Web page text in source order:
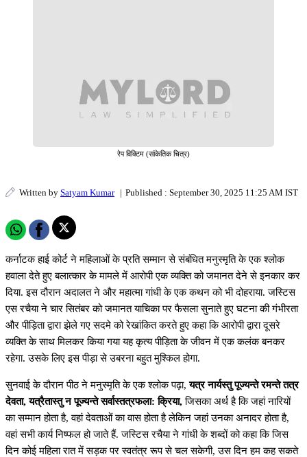
रेप विक्टिम (सांकेतिक चित्र)
Written by Satyam Kumar | Published : September 30, 2025 11:25 AM IST
कर्नाटक हाई कोर्ट ने महिलाओं के प्रति सम्मान से संबंधित मनुस्मृति के एक श्लोक
हवाला देते हुए बलात्कार के मामले में आरोपी एक व्यक्ति को जमानत देने से इनकार कर
दिया. इस दौरान अदालत ने और महात्मा गांधी के एक कथन को भी दोहराया. जस्टिस
एस रचैया ने चार सितंबर को जमानत याचिका पर फैसला सुनाते हुए घटना की गंभीरता
और पीड़िता द्वारा झेले गए सदमे को रेखांकित करते हुए कहा कि आरोपी द्वारा दूसरे
व्यक्ति के साथ मिलकर किया गया यह कृत्य पीड़िता के जीवन में एक कलंक बनकर
रहेगा. उसके लिए इस पीड़ा से उबरना बहुत मुश्किल होगा.
सुनवाई के दौरान पीठ ने मनुस्मृति के एक श्लोक पढ़ा,यत्र नार्यस्तु पूज्यन्ते रमन्ते तत्र
देवता, यत्रैतास्तु न पूज्यन्ते सर्वास्तत्रफला: क्रिया, जिसका अर्थ है कि जहां नारियों
का सम्मान होता है, वहां देवताओं का वास होता है लेकिन जहां उनका अनादर होता है,
वहां सभी कार्य निष्फल हो जाते हैं. जस्टिस रचैया ने गांधी के शब्दों को कहा कि जिस
दिन कोई महिला रात में सड़क पर स्वतंत्र रूप से चल सकेगी, उस दिन हम कह सकते